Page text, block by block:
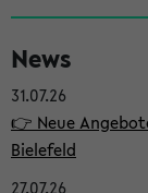
e
i
t
e
News
31.07.26
👉 Neue
Bielefeld
27.07.26